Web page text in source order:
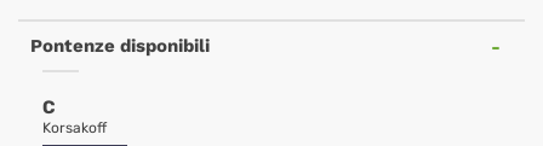
Pontenze disponibili
C
Korsakoff